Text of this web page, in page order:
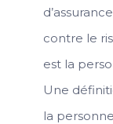
contre le
est la
Une
la